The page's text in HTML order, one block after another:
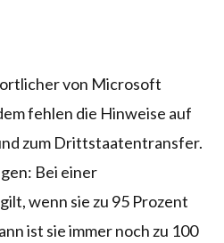
von Microsoft
fehlen die Hinweise auf
zum Drittstaatentransfer.
Bei einer
wenn sie zu 95 Prozent
ist sie immer noch zu 100